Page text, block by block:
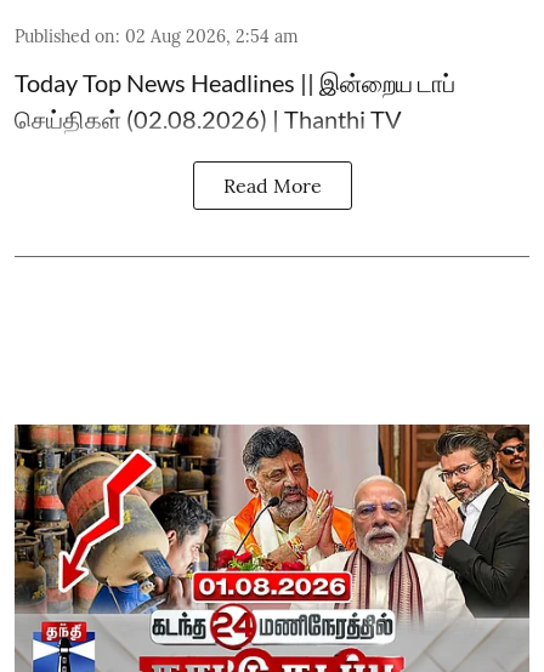
Published on: 02 Aug 2026, 2:54 am
Today Top News Headlines || இன்றைய டாப்
செய்திகள் (02.08.2026) | Thanthi TV
Read More